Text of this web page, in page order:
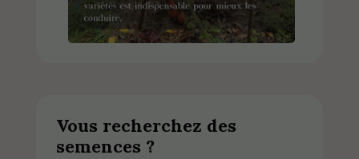
Vous recherchez des
semences ?